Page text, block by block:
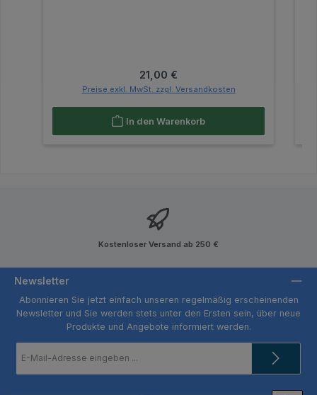
Regulärer Preis:
21,00 €
Preise exkl. MwSt. zzgl. Versandkosten
In den Warenkorb
Kostenloser Versand ab 250 €
Newsletter
Abonnieren Sie jetzt einfach unseren regelmäßig erscheinenden
Newsletter und Sie werden stets unter den Ersten sein, über neue
Produkte und Angebote informiert werden.
Mail-